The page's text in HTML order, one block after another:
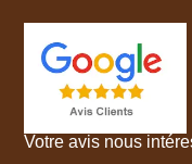
Votre avis nous